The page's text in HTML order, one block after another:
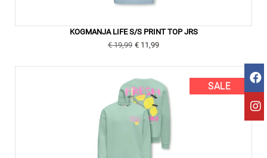
KOGMANJA LIFE S/S PRINT TOP JRS
€ 19,99 € 11,99
SALE